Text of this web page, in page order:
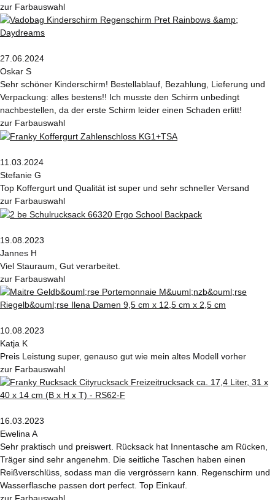
zur Farbauswahl
27.06.2024
Oskar S
Sehr schöner Kinderschirm! Bestellablauf, Bezahlung, Lieferung und
Verpackung: alles bestens!! Ich musste den Schirm unbedingt
nachbestellen, da der erste Schirm leider einen Schaden erlitt!
zur Farbauswahl
11.03.2024
Stefanie G
Top Koffergurt und Qualität ist super und sehr schneller Versand
zur Farbauswahl
19.08.2023
Jannes H
Viel Stauraum, Gut verarbeitet.
zur Farbauswahl
10.08.2023
Katja K
Preis Leistung super, genauso gut wie mein altes Modell vorher
zur Farbauswahl
16.03.2023
Ewelina A
Sehr praktisch und preiswert. Rücksack hat Innentasche am Rücken,
Träger sind sehr angenehm. Die seitliche Taschen haben einen
Reißverschlüss, sodass man die vergrössern kann. Regenschirm und
Wasserflasche passen dort perfect. Top Einkauf.